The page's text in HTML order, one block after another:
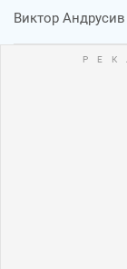
Виктор Андрусив